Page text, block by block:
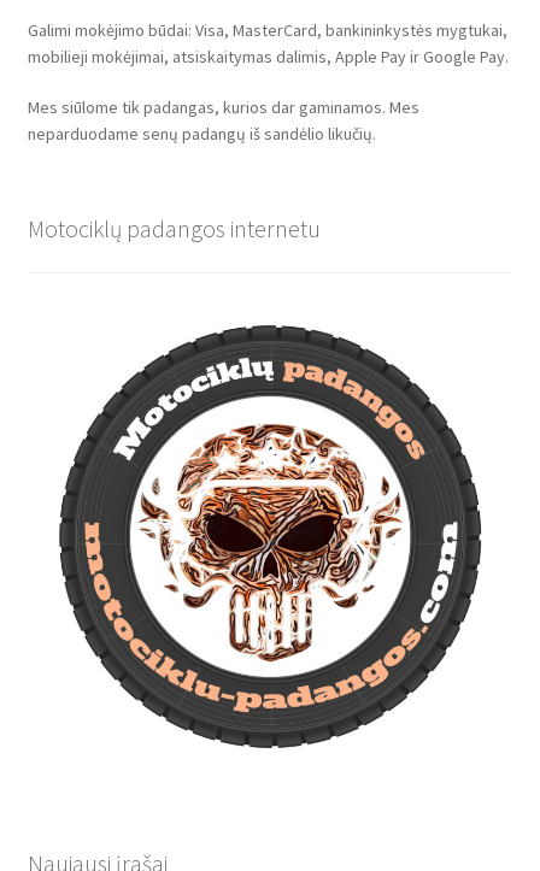
Galimi mokėjimo būdai: Visa, MasterCard, bankininkystės mygtukai,
mobilieji mokėjimai, atsiskaitymas dalimis, Apple Pay ir Google Pay.
Mes siūlome tik padangas, kurios dar gaminamos. Mes
neparduodame senų padangų iš sandėlio likučių.
Motociklų padangos internetu
Naujausi įrašai